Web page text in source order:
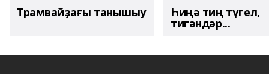
Трамвайҙағы танышыу Һиңә тиң түгел,
тигәндәр...